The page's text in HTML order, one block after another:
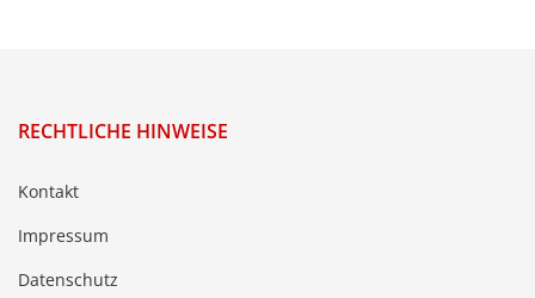
RECHTLICHE HINWEISE
Kontakt
Impressum
Datenschutz